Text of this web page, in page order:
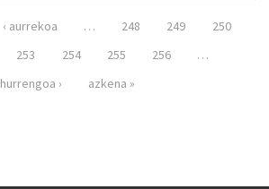
‹ aurrekoa … 248 249
250
253 254 255 256
…
hurrengoa ›
azkena »